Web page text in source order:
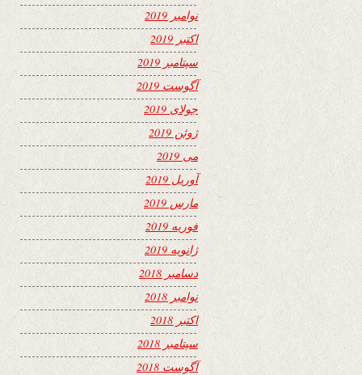
نوامبر 2019
اکتبر 2019
سپتامبر 2019
آگوست 2019
جولای 2019
ژوئن 2019
می 2019
آوریل 2019
مارس 2019
فوریه 2019
ژانویه 2019
دسامبر 2018
نوامبر 2018
اکتبر 2018
سپتامبر 2018
آگوست 2018